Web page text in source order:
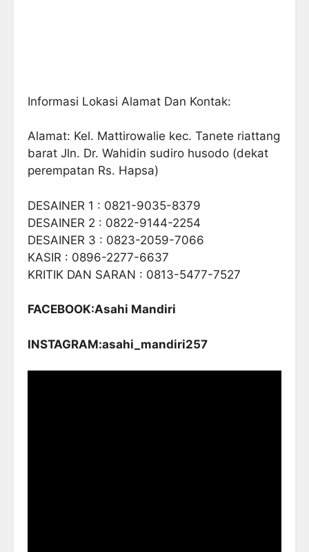
Informasi Lokasi Alamat Dan Kontak:
Alamat: Kel. Mattirowalie kec. Tanete riattang
barat Jln. Dr. Wahidin sudiro husodo (dekat
perempatan Rs. Hapsa)
DESAINER 1 : 0821-9035-8379
DESAINER 2 : 0822-9144-2254
DESAINER 3 : 0823-2059-7066
KASIR : 0896-2277-6637
KRITIK DAN SARAN : 0813-5477-7527
FACEBOOK:Asahi Mandiri
INSTAGRAM:asahi_mandiri257